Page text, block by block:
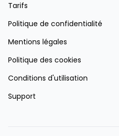
Tarifs
Politique de confidentialité
Mentions légales
Politique des cookies
Conditions d'utilisation
Support